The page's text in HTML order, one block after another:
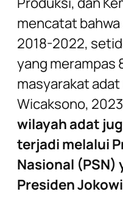
mencatat
2018-2022,
yang merampas
masyarakat
Wicaksono,
wilayah adat
terjadi melalui
Nasional
Presiden